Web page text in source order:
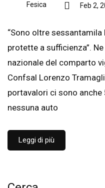
Fesica Feb 2,
“Sono oltre
protette a sufficienza”.
nazionale del comparto
Confsal Lorenzo
portavalori ci sono
nessuna auto
Leggi di più